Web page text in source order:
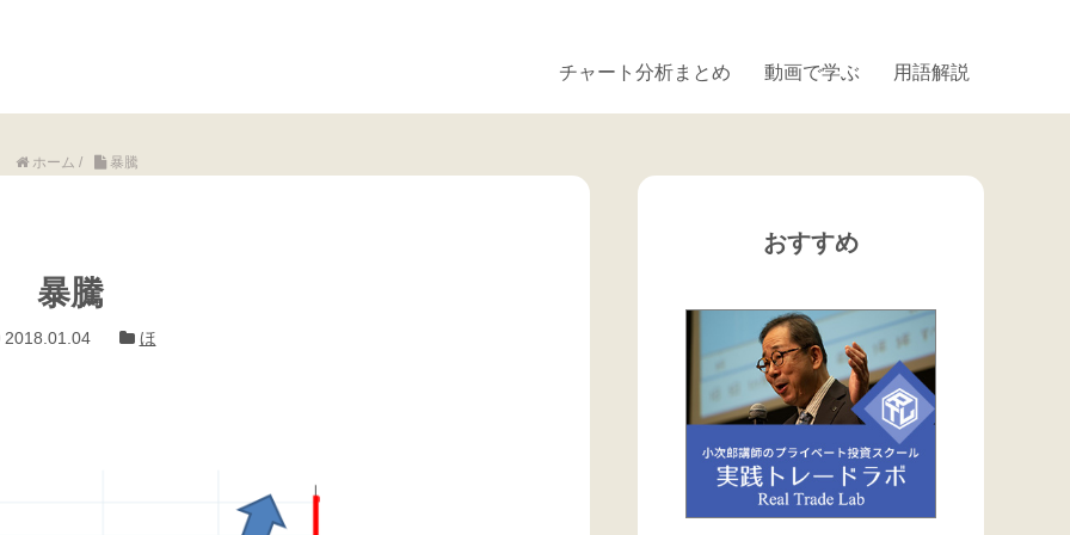
チャート分析まとめ 動画で学ぶ 用語解説
ホーム / 暴騰
暴騰
2018.01.04 ほ
おすすめ